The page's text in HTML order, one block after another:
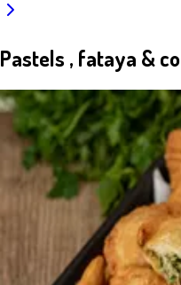
Pastels , fataya & co